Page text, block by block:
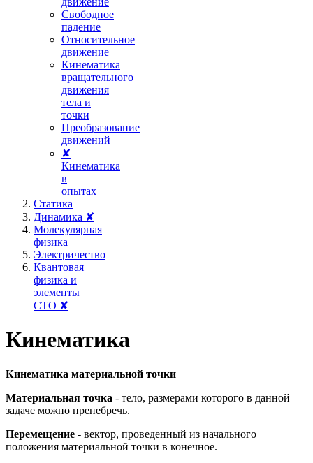
Свободное
падение
Относительное
движение
Кинематика
вращательного
движения
тела и
точки
Преобразование
движений
✘
Кинематика
в
опытах
Статика
Динамика ✘
Молекулярная
физика
Электричество
Квантовая
физика и
элементы
СТО ✘
Кинематика
Кинематика материальной точки
Материальная точка - тело, размерами которого в данной
задаче можно пренебречь.
Перемещение - вектор, проведенный из начального
положения материальной точки в конечное.